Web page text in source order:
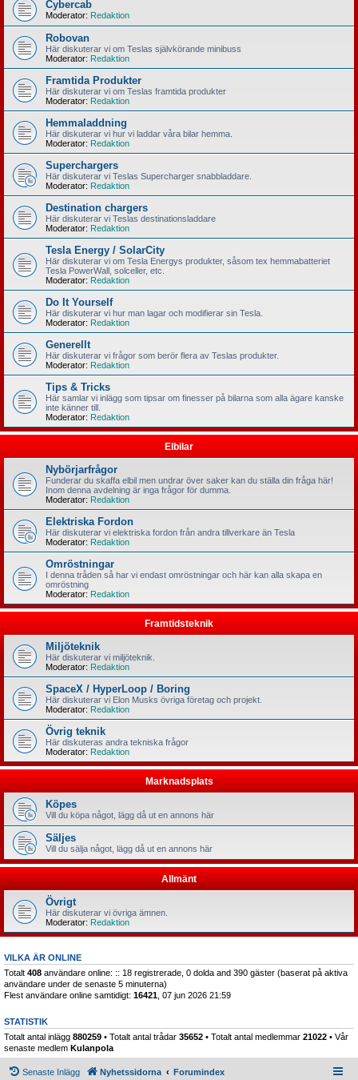
Cybercab
Moderator: Redaktion
Robovan
Här diskuterar vi om Teslas självkörande minibuss
Moderator: Redaktion
Framtida Produkter
Här diskuterar vi om Teslas framtida produkter
Moderator: Redaktion
Hemmaladdning
Här diskuterar vi hur vi laddar våra bilar hemma.
Moderator: Redaktion
Superchargers
Här diskuterar vi Teslas Supercharger snabbladdare.
Moderator: Redaktion
Destination chargers
Här diskuterar vi Teslas destinationsladdare
Moderator: Redaktion
Tesla Energy / SolarCity
Här diskuterar vi om Tesla Energys produkter, såsom tex hemmabatteriet
Tesla PowerWall, solceller, etc.
Moderator: Redaktion
Do It Yourself
Här diskuterar vi hur man lagar och modifierar sin Tesla.
Moderator: Redaktion
Generellt
Här diskuterar vi frågor som berör flera av Teslas produkter.
Moderator: Redaktion
Tips & Tricks
Här samlar vi inlägg som tipsar om finesser på bilarna som alla ägare kanske
inte känner till.
Moderator: Redaktion
Elbilar
Nybörjarfrågor
Funderar du skaffa elbil men undrar över saker kan du ställa din fråga här!
Inom denna avdelning är inga frågor för dumma.
Moderator: Redaktion
Elektriska Fordon
Här diskuterar vi elektriska fordon från andra tillverkare än Tesla
Moderator: Redaktion
Omröstningar
I denna tråden så har vi endast omröstningar och här kan alla skapa en
omröstning
Moderator: Redaktion
Framtidsteknik
Miljöteknik
Här diskuterar vi miljöteknik.
Moderator: Redaktion
SpaceX / HyperLoop / Boring
Här diskuterar vi Elon Musks övriga företag och projekt.
Moderator: Redaktion
Övrig teknik
Här diskuteras andra tekniska frågor
Moderator: Redaktion
Marknadsplats
Köpes
Vill du köpa något, lägg då ut en annons här
Säljes
Vill du sälja något, lägg då ut en annons här
Allmänt
Övrigt
Här diskuterar vi övriga ämnen.
Moderator: Redaktion
VILKA ÄR ONLINE
Totalt 408 användare online: :: 18 registrerade, 0 dolda and 390 gäster (baserat på aktiva
användare under de senaste 5 minuterna)
Flest användare online samtidigt: 16421 , 07 jun 2026 21:59
STATISTIK
Totalt antal inlägg 880259 • Totalt antal trådar 35652 • Totalt antal medlemmar 21022 • Vår
senaste medlem Kulanpola
Senaste Inlägg Nyhetssidorna Forumindex